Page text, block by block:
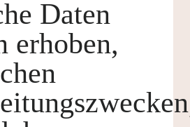
Daten
erhoben,